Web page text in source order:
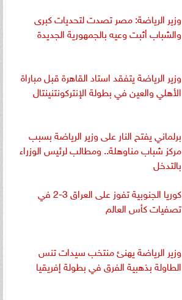
وزير الرياضة: مصر تصدت لتحديات كبرى
والشباب أثبت وعيه بالجمهورية الجديدة
وزير الرياضة يتفقد استاد القاهرة قبل مباراة
الأهلي والعين في بطولة الإنتركونتنينتال
برلماني يفتح النار على وزير الرياضة بسبب
مركز شباب مناوهلة.. ومطالب لرئيس الوزراء
بالتدخل
كوريا الجنوبية تفوز على العراق 3-2 في
تصفيات كأس العالم
وزير الرياضة يهنئ منتخب سيدات تنس
الطاولة بذهبية الفرق في بطولة إفريقيا